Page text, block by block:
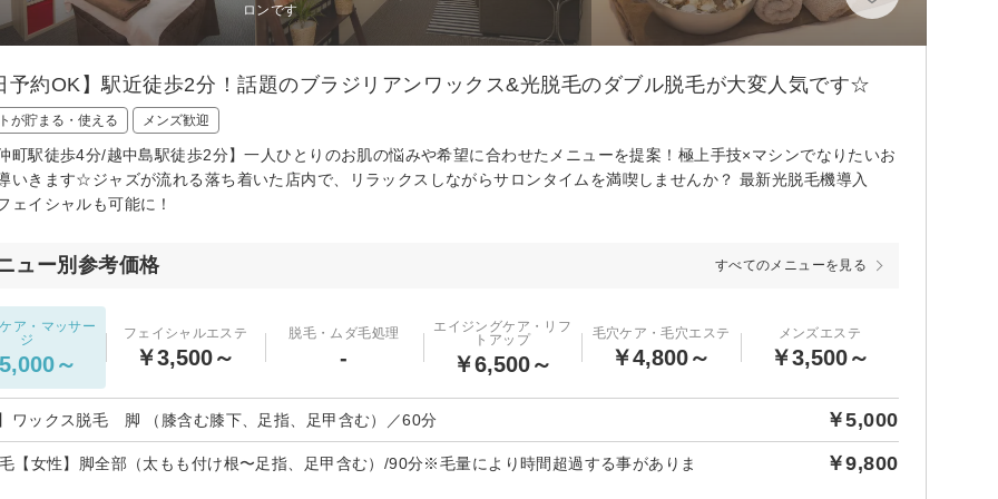
ロンです
予約OK】駅近徒歩2分！話題のブラジリアンワックス&光脱毛のダブル脱毛が大変人気です☆
が貯まる・使える メンズ歓迎
町駅徒歩4分/越中島駅徒歩2分】一人ひとりのお肌の悩みや希望に合わせたメニューを提案！極上手技×マシンでなりたいお
いきます☆ジャズが流れる落ち着いた店内で、リラックスしながらサロンタイムを満喫しませんか？ 最新光脱毛機導入
ェイシャルも可能に！
ュー別参考価格 すべてのメニューを見る
ア・マッサー
ジ
～
フェイシャルエステ
￥3,500～
脱毛・ムダ毛処理
-
エイジングケア・リフ
トアップ
￥6,500～
毛穴ケア・毛穴エステ
￥4,800～
メンズエステ
￥3,500～
ワックス脱毛 脚 （膝含む膝下、足指、足甲含む）／60分 ￥5,000
【女性】脚全部（太もも付け根〜足指、足甲含む）/90分※毛量により時間超過する事がありま ￥9,800